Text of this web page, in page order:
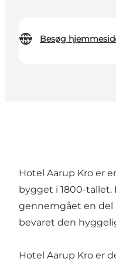
Besøg
Hotel Aarup Kro er
bygget i 1800-
gennemgået en del
bevaret den
Hotel Aarup Kro er